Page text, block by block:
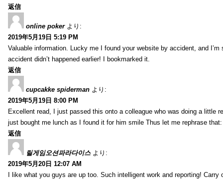
返信
online poker より:
2019年5月19日 5:19 PM
Valuable information. Lucky me I found your website by accident, and I’m
accident didn’t happened earlier! I bookmarked it.
返信
cupcakke spiderman より:
2019年5月19日 8:00 PM
Excellent read, I just passed this onto a colleague who was doing a little
just bought me lunch as I found it for him smile Thus let me rephrase
返信
릴게임오션파라다이스 より:
2019年5月20日 12:07 AM
I like what you guys are up too. Such intelligent work and reporting! Carry